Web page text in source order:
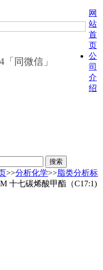
同微信」
网
站
首
页
公
司
介
绍
>>分析化学>>脂类分析标
十七碳烯酸甲酯（C17:1)